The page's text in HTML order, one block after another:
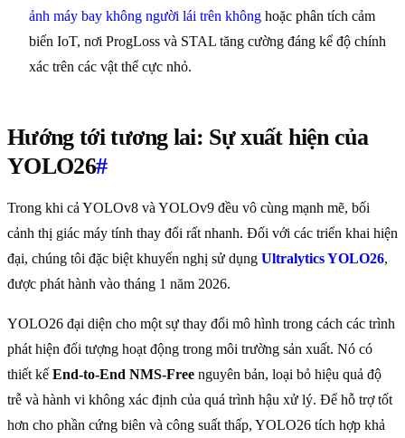
ảnh máy bay không người lái trên không hoặc phân tích cảm
biến IoT, nơi ProgLoss và STAL tăng cường đáng kể độ chính
xác trên các vật thể cực nhỏ.
Hướng tới tương lai: Sự xuất hiện của
YOLO26#
Trong khi cả YOLOv8 và YOLOv9 đều vô cùng mạnh mẽ, bối
cảnh thị giác máy tính thay đổi rất nhanh. Đối với các triển khai hiện
đại, chúng tôi đặc biệt khuyến nghị sử dụng Ultralytics YOLO26,
được phát hành vào tháng 1 năm 2026.
YOLO26 đại diện cho một sự thay đổi mô hình trong cách các trình
phát hiện đối tượng hoạt động trong môi trường sản xuất. Nó có
thiết kế End-to-End NMS-Free nguyên bản, loại bỏ hiệu quả độ
trễ và hành vi không xác định của quá trình hậu xử lý. Để hỗ trợ tốt
hơn cho phần cứng biên và công suất thấp, YOLO26 tích hợp khả